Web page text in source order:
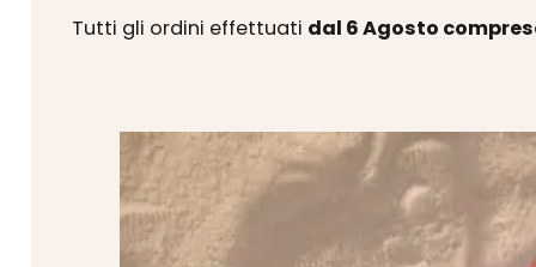
Tutti gli ordini effettuati dal 6 Agosto